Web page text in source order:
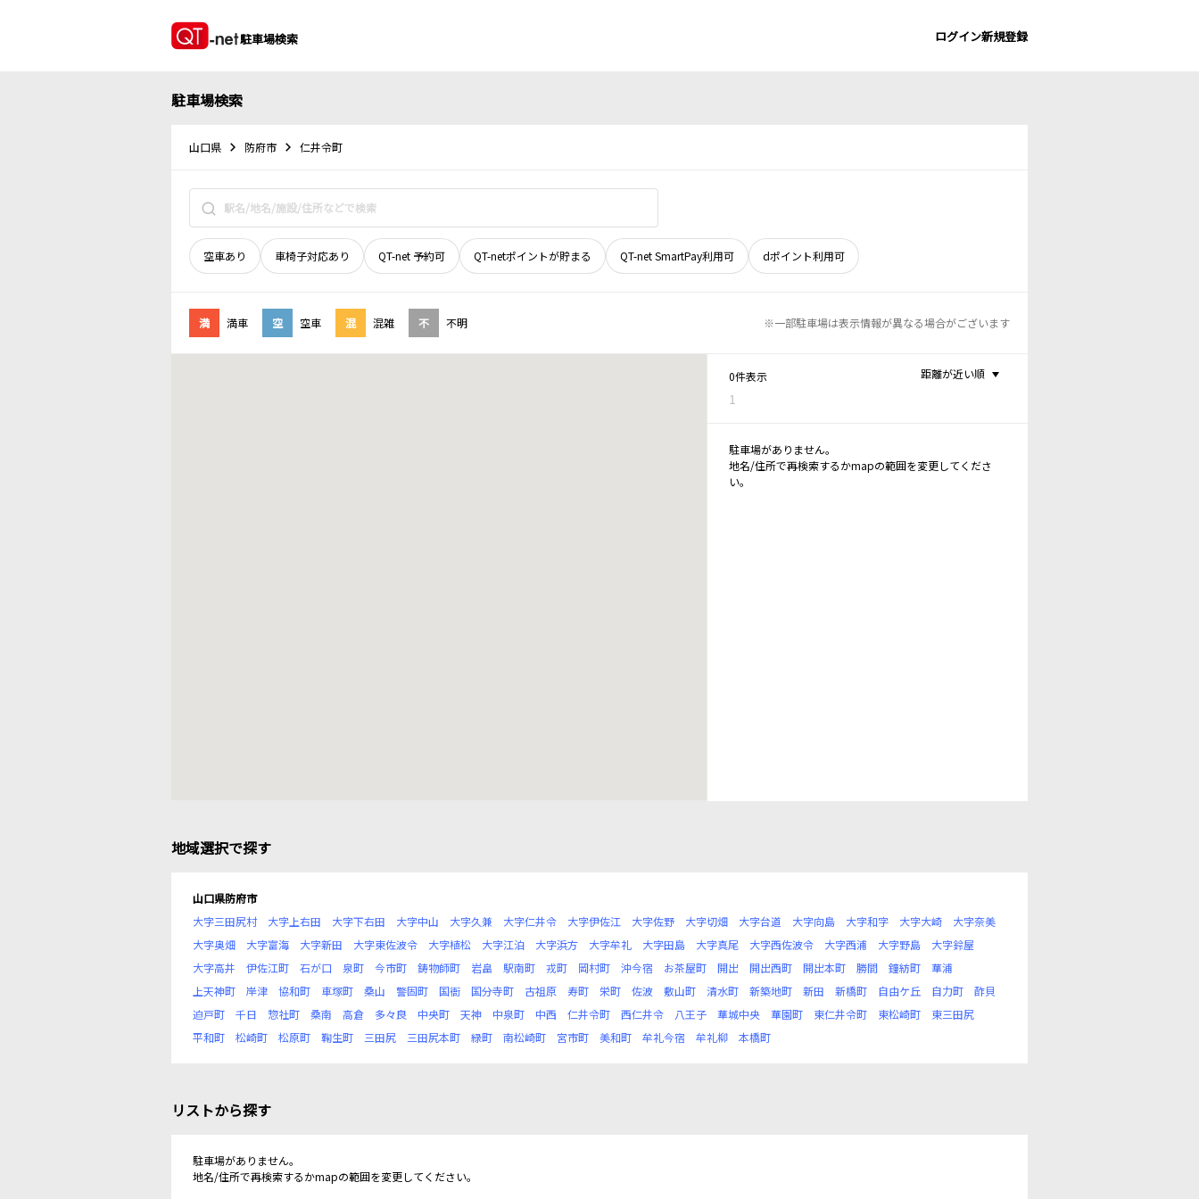
駐車場検索 ログイン新規登録
駐車場検索
山口県 防府市 仁井令町
空車あり 車椅子対応あり QT-net 予約可 QT-netポイントが貯まる QT-net SmartPay利用可 dポイント利用可
満 満車 空 空車 混 混雑 不 不明 ※一部駐車場は表示情報が異なる場合がございます
0件表示
1
距離が近い順
駐車場がありません。
地名/住所で再検索するかmapの範囲を変更してくださ
い。
地域選択で探す
山口県防府市
大字三田尻村
大字上右田 大字下右田 大字中山 大字久兼 大字仁井令 大字伊佐江 大字佐野 大字切畑 大字台道 大字向島 大字和字 大字大崎
大字奈美
大字奥畑
大字富海 大字新田 大字東佐波令 大字植松 大字江泊 大字浜方 大字牟礼 大字田島 大字真尾 大字西佐波令 大字西浦 大字野島
大字鈴屋
大字高井
伊佐江町 石が口 泉町 今市町 鋳物師町 岩畠 駅南町 戎町 岡村町 沖今宿 お茶屋町 開出 開出西町 開出本町 勝間 鐘紡町
華浦
上天神町
岸津 協和町 車塚町 桑山 警固町 国衙 国分寺町 古祖原 寿町 栄町 佐波 敷山町 清水町 新築地町 新田 新橋町 自由ケ丘 自力町
酢貝
迫戸町
千日 惣社町 桑南 高倉 多々良 中央町 天神 中泉町 中西 仁井令町 西仁井令 八王子 華城中央 華園町 東仁井令町 東松崎町
東三田尻
平和町
松崎町 松原町 鞠生町 三田尻 三田尻本町 緑町 南松崎町 宮市町 美和町 牟礼今宿 牟礼柳 本橋町
リストから探す
駐車場がありません。
地名/住所で再検索するかmapの範囲を変更してください。